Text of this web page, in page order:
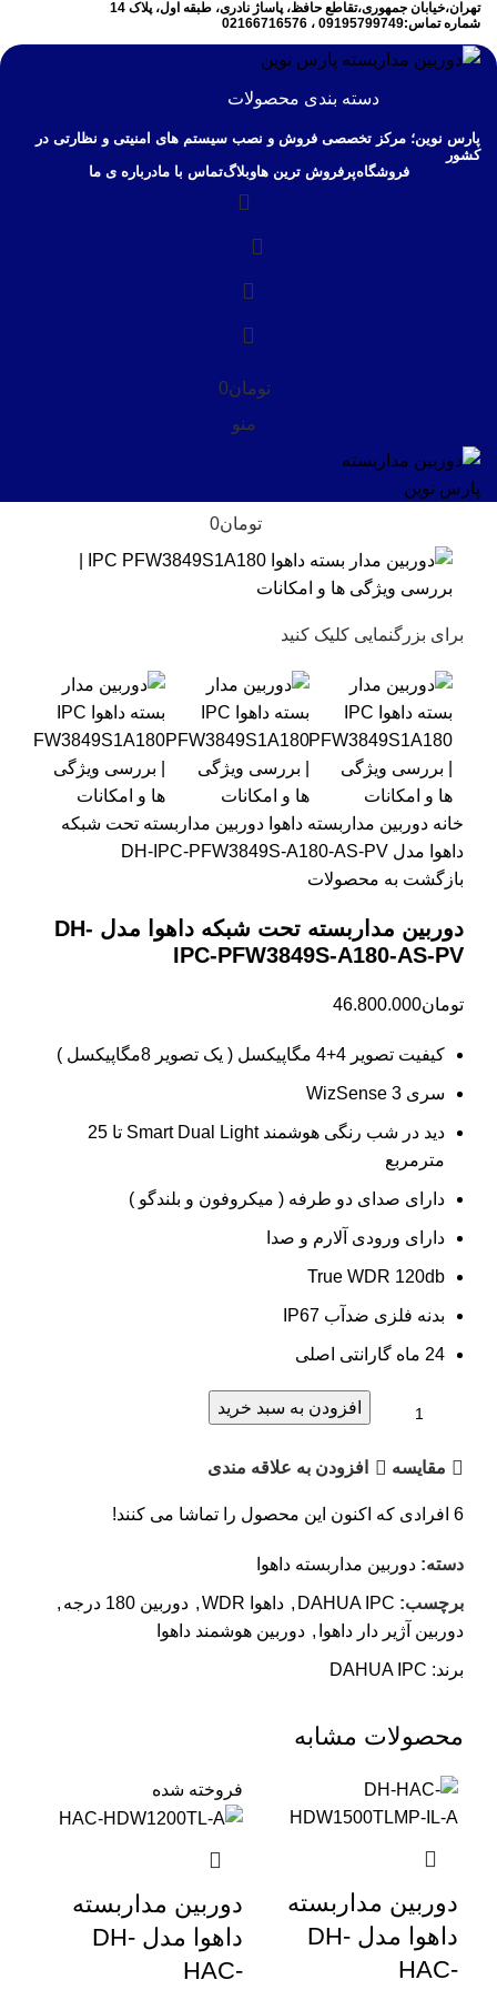
تهران،خیابان جمهوری،تقاطع حافظ، پاساژ نادری، طبقه اول، پلاک 14
شماره تماس:09195799749 ، 02166716576
دسته بندی محصولات
پارس نوین؛ مرکز تخصصی فروش و نصب سیستم های امنیتی و نظارتی در
کشور
فروشگاهپرفروش ترین هاوبلاگتماس با مادرباره ی ما
تومان0
منو
تومان0
برای بزرگنمایی کلیک کنید
خانه دوربین مداربسته داهوا دوربین مداربسته تحت شبکه
داهوا مدل DH-IPC-PFW3849S-A180-AS-PV
بازگشت به محصولات
دوربین مداربسته تحت شبکه داهوا مدل DH-
IPC-PFW3849S-A180-AS-PV
تومان46.800.000
کیفیت تصویر 4+4 مگاپیکسل ( یک تصویر 8مگاپیکسل )
سری WizSense 3
دید در شب رنگی هوشمند Smart Dual Light تا 25
مترمربع
دارای صدای دو طرفه ( میکروفون و بلندگو )
دارای ورودی آلارم و صدا
True WDR 120db
بدنه فلزی ضدآب IP67
24 ماه گارانتی اصلی
افزودن به سبد خرید
مقايسه افزودن به علاقه مندی
6 افرادی که اکنون این محصول را تماشا می کنند!
دسته: دوربین مداربسته داهوا
برچسب: DAHUA IPC
, داهوا WDR , دوربین 180 درجه
,
دوربین آژیر دار داهوا , دوربین هوشمند داهوا
برند: DAHUA IPC
محصولات مشابه
دوربین مداربسته
داهوا مدل DH-
HAC-
فروخته شده
دوربین مداربسته
داهوا مدل DH-
HAC-